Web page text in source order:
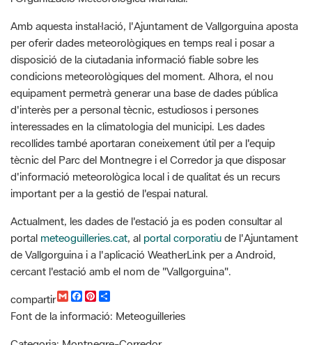
disposició de la ciutadania informació fiable sobre les
condicions meteorològiques del moment. Alhora, el nou
equipament permetrà generar una base de dades pública
d'interès per a personal tècnic, estudiosos i persones
interessades en la climatologia del municipi. Les dades
recollides també aportaran coneixement útil per a l'equip
tècnic del Parc del Montnegre i el Corredor ja que disposar
d'informació meteorològica local i de qualitat és un recurs
important per a la gestió de l'espai natural.
Actualment, les dades de l'estació ja es poden consultar al
portal meteoguilleries.cat , alportal corporatiu
de Vallgorguina i a l'aplicació WeatherLink per a Android,
cercant l'estació amb el nom de "Vallgorguina".
compartir
G
m
a
i
F
a
c
e
b
o
o
k
P
n
t
e
r
e
s
C
o
m
p
t
i
Font de la informació: Meteoguilleries
Categoria: Montnegre-Corredor,
Recursos